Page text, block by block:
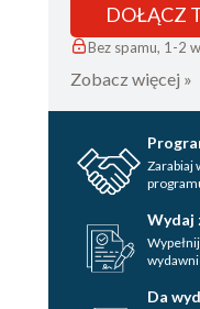
DOŁĄCZ
Bez spamu, 1-2
Zobacz więcej »
Zarabiaj
Wydaj
Da